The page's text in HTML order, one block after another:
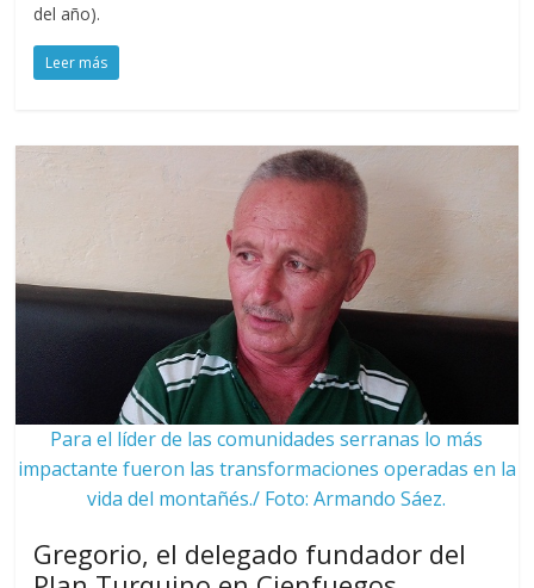
del año).
Leer más
Para el líder de las comunidades serranas lo más
impactante fueron las transformaciones operadas en la
vida del montañés./ Foto: Armando Sáez.
Gregorio, el delegado fundador del